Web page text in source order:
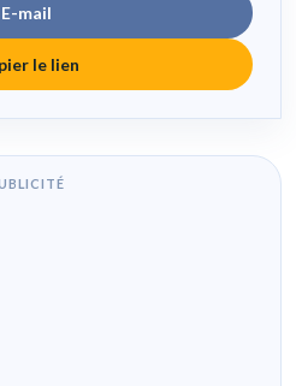
E-mail
le lien